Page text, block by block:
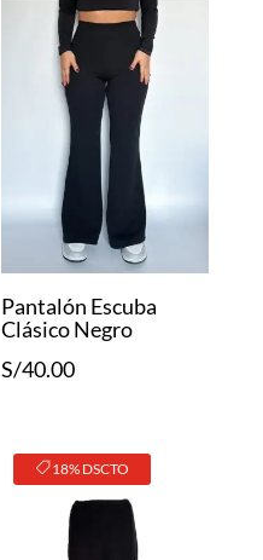
Pantalón Escuba
Clásico Negro
S/40.00
18% DSCTO